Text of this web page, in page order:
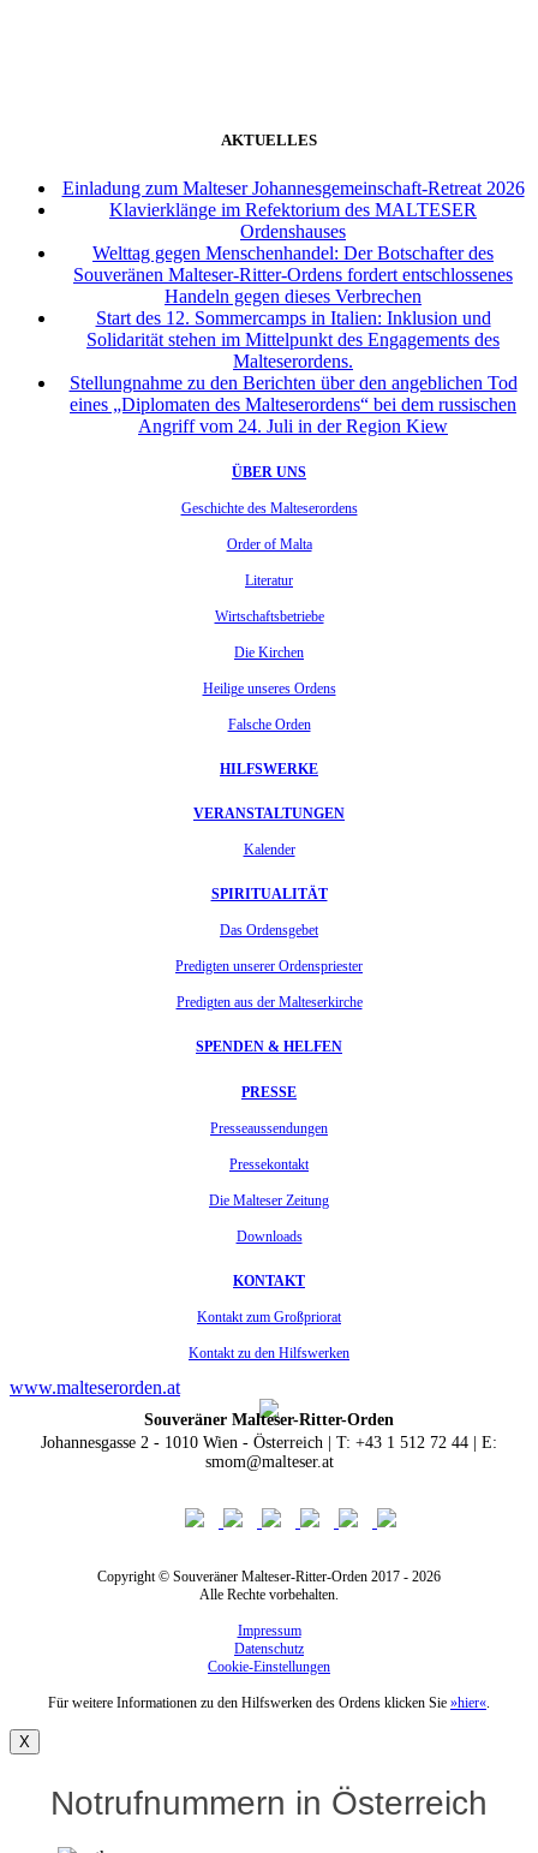
AKTUELLES
Einladung zum Malteser Johannesgemeinschaft-Retreat 2026
Klavierklänge im Refektorium des MALTESER
Ordenshauses
Welttag gegen Menschenhandel: Der Botschafter des
Souveränen Malteser-Ritter-Ordens fordert entschlossenes
Handeln gegen dieses Verbrechen
Start des 12. Sommercamps in Italien: Inklusion und
Solidarität stehen im Mittelpunkt des Engagements des
Malteserordens.
Stellungnahme zu den Berichten über den angeblichen Tod
eines „Diplomaten des Malteserordens“ bei dem russischen
Angriff vom 24. Juli in der Region Kiew
ÜBER UNS
Geschichte des Malteserordens
Order of Malta
Literatur
Wirtschaftsbetriebe
Die Kirchen
Heilige unseres Ordens
Falsche Orden
HILFSWERKE
VERANSTALTUNGEN
Kalender
SPIRITUALITÄT
Das Ordensgebet
Predigten unserer Ordenspriester
Predigten aus der Malteserkirche
SPENDEN & HELFEN
PRESSE
Presseaussendungen
Pressekontakt
Die Malteser Zeitung
Downloads
KONTAKT
Kontakt zum Großpriorat
Kontakt zu den Hilfswerken
www.malteserorden.at
Souveräner Malteser-Ritter-Orden
Johannesgasse 2 - 1010 Wien - Österreich | T: +43 1 512 72 44 | E:
smom@malteser.at
Copyright © Souveräner Malteser-Ritter-Orden 2017 - 2026
Alle Rechte vorbehalten.
Impressum
Datenschutz
Cookie-Einstellungen
Für weitere Informationen zu den Hilfswerken des Ordens klicken Sie »hier«.
X
Notrufnummern in Österreich